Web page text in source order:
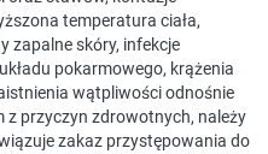
temperatura ciała,
zapalne skóry, infekcje
pokarmowego, krążenia
wątpliwości odnośnie
z przyczyn zdrowotnych, należy
zakaz przystępowania do